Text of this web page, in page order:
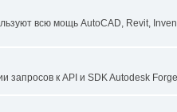
всю мощь AutoCAD, Revit,
запросов к API и SDK Autodesk Forge.